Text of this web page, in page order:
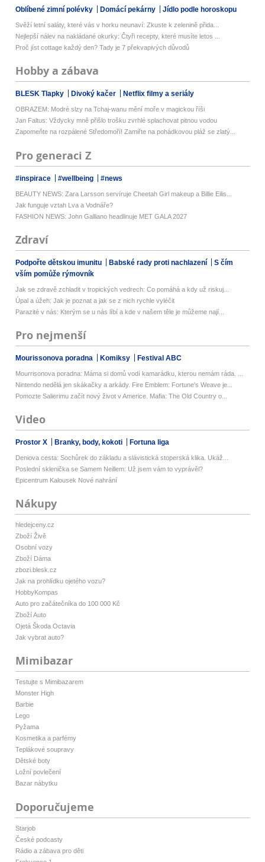
Oblíbené zimní polévky Domácí pekárny Jídlo podle horoskopu
Svěží letní saláty, které vás v horku neunaví: Zkuste k zelenině přida...
Nejlepší nálev na nakládané okurky: Čtyři recepty, které musíte letos ...
Proč jíst cottage každý den? Tady je 7 překvapivých důvodů
Hobby a zábava
BLESK Tlapky Divoký kačer Netflix filmy a seriály
OBRAZEM: Modré slzy na Tchaj-wanu mění moře v magickou říši
Jan Faltus: Vždycky mně přišlo trošku zvrhlé splachovat pitnou vodou
Zapomeňte na rozpálené Středomoří! Zamiřte na pohádkovou pláž se zlatý...
Pro generaci Z
#inspirace #wellbeing #news
BEAUTY NEWS: Zara Larsson servíruje Cheetah Girl makeup a Billie Eilis...
Jak funguje vztah Lva a Vodnáře?
FASHION NEWS: John Galliano headlinuje MET GALA 2027
Zdraví
Podpořte dětskou imunitu Babské rady proti nachlazení
S čím
vším pomůže rýmovník
Jak se zdravě zchladit v tropických vedrech: Co pomáhá a kdy už riskuj...
Úpal a úžeh: Jak je poznat a jak se z nich rychle vyléčit
Parazité v nás: Kterým se u nás líbí a kde v našem těle je můžeme nají...
Pro nejmenší
Mourissonova poradna Komiksy Festival ABC
Mourrisonova poradna: Máma si domů vodí kamarádku, kterou nemám ráda. ...
Nintendo nedělá jen skákačky a arkády. Fire Emblem: Fortune's Weave je...
Pomozte Salierimu začít nový život v Americe. Mafia: The Old Country o...
Video
Prostor X Branky, body, kokoti Fortuna liga
Deniova cesta: Sochůrek do základu a slávistická stoperská klika. Ukáž...
Poslední sklenička se Samem Neillem: Už jsem vám to vyprávěl?
Epicentrum Kalousek Nové nahrání
Nákupy
hledejceny.cz
Zboží Živě
Osobní vozy
Zboží Dáma
zbozi.blesk.cz
Jak na prohlídku ojetého vozu?
HobbyKompas
Auto pro začátečníka do 100 000 Kč
Zboží Auto
Ojetá Škoda Octavia
Jak vybrat auto?
Mimibazar
Testujte s Mimibazarem
Monster High
Barbie
Lego
Pyžama
Kosmetika a parfémy
Teplákové soupravy
Dětské boty
Ložní povlečení
Bazar nábytku
Doporučujeme
Starjob
České podcasty
Rádio a zábava pro děti